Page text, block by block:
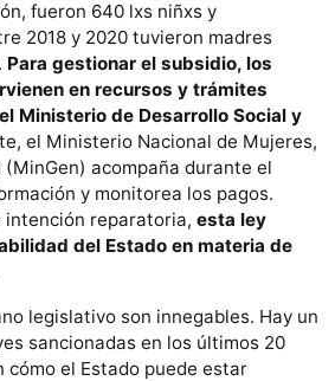
fueron 640 lxs niñxs y
2018 y 2020 tuvieron madres
Para gestionar el subsidio, los
en recursos y trámites
Ministerio de Desarrollo Social y
el Ministerio Nacional de Mujeres,
(MinGen) acompaña durante el
y monitorea los pagos.
intención reparatoria, esta ley
del Estado en materia de
legislativo son innegables. Hay un
sancionadas en los últimos 20
cómo el Estado puede estar